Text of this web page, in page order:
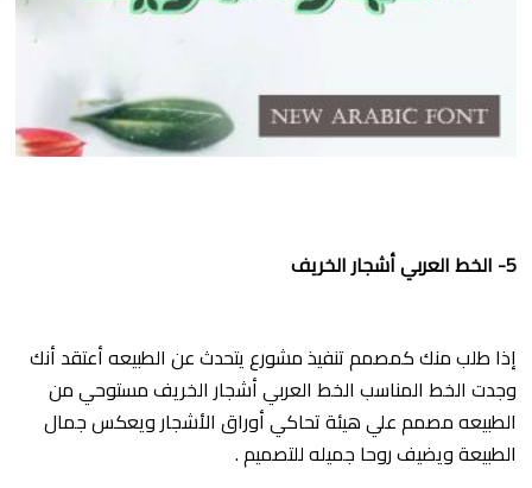
5- الخط العربي أشجار الخريف
إذا طلب منك كمصمم تنفيذ مشورع يتحدث عن الطبيعه أعتقد أنك
وجدت الخط المناسب الخط العربي أشجار الخريف مستوحي من
الطبيعه مصمم علي هيئة تحاكي أوراق الأشجار ويعكس جمال
الطبيعة ويضيف روحا جميله للتصميم .